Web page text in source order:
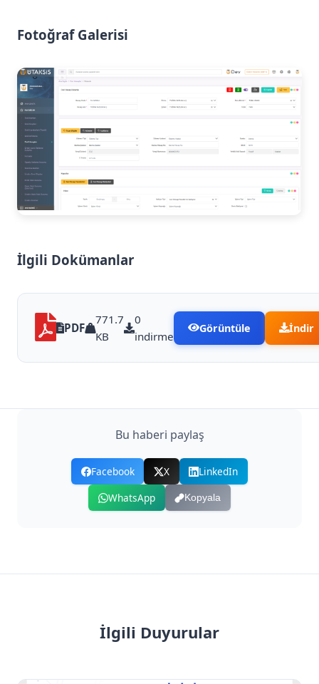
Fotoğraf Galerisi
İlgili Dokümanlar
PDF
771.7
KB
0
indirme
Görüntüle İndir
Bu haberi paylaş
Facebook X
LinkedIn
WhatsApp
Kopyala
İlgili Duyurular